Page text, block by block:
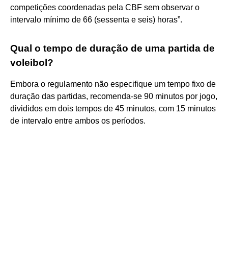
competições coordenadas pela CBF sem observar o
intervalo mínimo de 66 (sessenta e seis) horas”.
Qual o tempo de duração de uma partida de
voleibol?
Embora o regulamento não especifique um tempo fixo de
duração das partidas, recomenda-se 90 minutos por jogo,
divididos em dois tempos de 45 minutos, com 15 minutos
de intervalo entre ambos os períodos.